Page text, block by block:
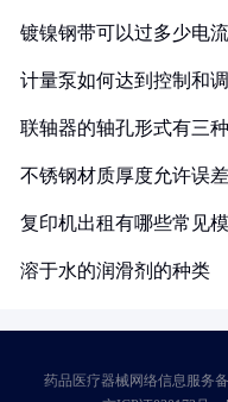
镀镍钢带可以过多少电流
计量泵如何达到控制和
联轴器的轴孔形式有三
不锈钢材质厚度允许误
复印机出租有哪些常见
溶于水的润滑剂的种类
药品医疗器械网络信息服务